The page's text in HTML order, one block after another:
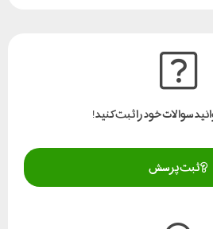
سوالات خود را ثبت کنید!
ثبت پرسش